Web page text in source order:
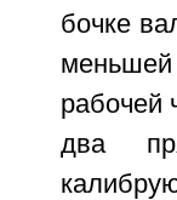
бочке
рабочей
два